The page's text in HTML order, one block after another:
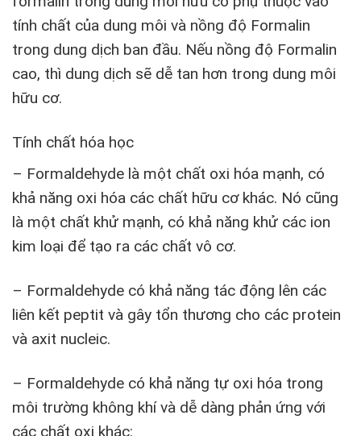
tính chất của dung môi và nồng độ Formalin
trong dung dịch ban đầu. Nếu nồng độ Formalin
cao, thì dung dịch sẽ dễ tan hơn trong dung môi
hữu cơ.
Tính chất hóa học
– Formaldehyde là một chất oxi hóa mạnh, có
khả năng oxi hóa các chất hữu cơ khác. Nó cũng
là một chất khử mạnh, có khả năng khử các ion
kim loại để tạo ra các chất vô cơ.
– Formaldehyde có khả năng tác động lên các
liên kết peptit và gây tổn thương cho các protein
và axit nucleic.
– Formaldehyde có khả năng tự oxi hóa trong
môi trường không khí và dễ dàng phản ứng với
các chất oxi khác: